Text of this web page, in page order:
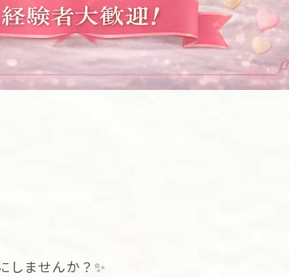
しませんか？✨